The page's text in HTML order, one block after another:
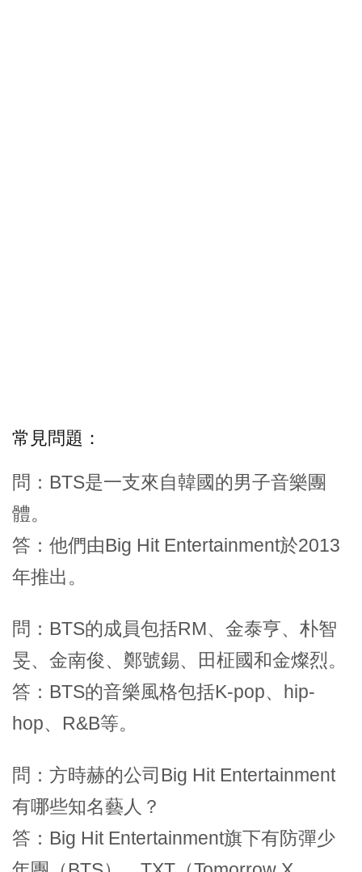
常見問題：
問：BTS是一支來自韓國的男子音樂團
體。
答：他們由Big Hit Entertainment於2013
年推出。
問：BTS的成員包括RM、金泰亨、朴智
旻、金南俊、鄭號錫、田柾國和金燦烈。
答：BTS的音樂風格包括K-pop、hip-
hop、R&B等。
問：方時赫的公司Big Hit Entertainment
有哪些知名藝人？
答：Big Hit Entertainment旗下有防彈少